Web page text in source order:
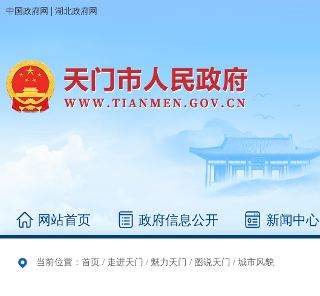
中国政府网 | 湖北政府网
网站首页 政府信息公开 新闻中心
当前位置： 首页 / 走进天门 / 魅力天门 / 图说天门 / 城市风貌